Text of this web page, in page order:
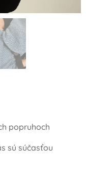
popruhoch
sú súčasťou